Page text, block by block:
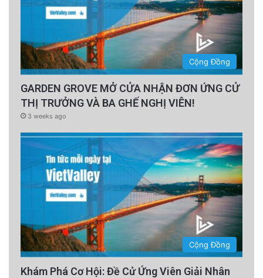
Cộng Đồng
GARDEN GROVE MỞ CỬA NHẬN ĐƠN ỨNG CỬ
THỊ TRƯỞNG VÀ BA GHẾ NGHỊ VIÊN!
3 weeks ago
Cộng Đồng
Khám Phá Cơ Hội: Đề Cử Ứng Viên Giải Nhân